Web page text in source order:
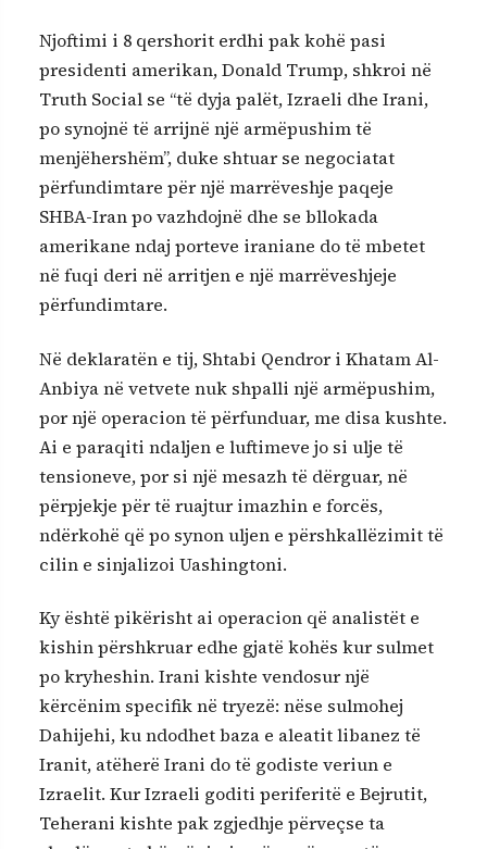
Njoftimi i 8 qershorit erdhi pak kohë pasi
presidenti amerikan, Donald Trump, shkroi në
Truth Social se “të dyja palët, Izraeli dhe Irani,
po synojnë të arrijnë një armëpushim të
menjëhershëm”, duke shtuar se negociatat
përfundimtare për një marrëveshje paqeje
SHBA-Iran po vazhdojnë dhe se bllokada
amerikane ndaj porteve iraniane do të mbetet
në fuqi deri në arritjen e një marrëveshjeje
përfundimtare.
Në deklaratën e tij, Shtabi Qendror i Khatam Al-
Anbiya në vetvete nuk shpalli një armëpushim,
por një operacion të përfunduar, me disa kushte.
Ai e paraqiti ndaljen e luftimeve jo si ulje të
tensioneve, por si një mesazh të dërguar, në
përpjekje për të ruajtur imazhin e forcës,
ndërkohë që po synon uljen e përshkallëzimit të
cilin e sinjalizoi Uashingtoni.
Ky është pikërisht ai operacion që analistët e
kishin përshkruar edhe gjatë kohës kur sulmet
po kryheshin. Irani kishte vendosur një
kërcënim specifik në tryezë: nëse sulmohej
Dahijehi, ku ndodhet baza e aleatit libanez të
Iranit, atëherë Irani do të godiste veriun e
Izraelit. Kur Izraeli goditi periferitë e Bejrutit,
Teherani kishte pak zgjedhje përveçse ta